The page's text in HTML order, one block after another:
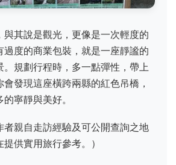
與其說是觀光，更像是一次輕度的
過度的商業包裝，就是一座靜謐的
。規劃行程時，多一點彈性，帶上
發現這座橫跨兩縣的紅色吊橋，
寧靜與美好。
者親自走訪經驗及可公開查詢之地
供實用旅行參考。）